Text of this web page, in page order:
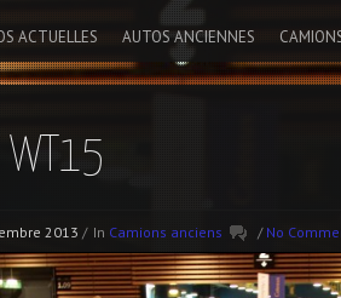
ACTUELLES AUTOS ANCIENNES
WT15
2013 / In Camions anciens / No